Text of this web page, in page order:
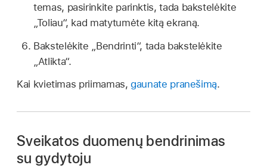
temas, pasirinkite parinktis, tada bakstelėkite
„Toliau“, kad matytumėte kitą ekraną.
Bakstelėkite „Bendrinti“, tada bakstelėkite
„Atlikta“.
Kai kvietimas priimamas,gaunate pranešimą.
Sveikatos duomenų bendrinimas
su gydytoju